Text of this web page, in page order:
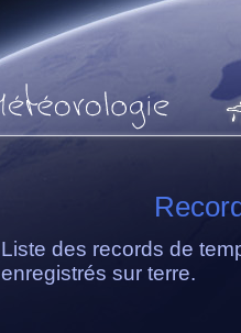
Liste des records de
enregistrés sur terre.